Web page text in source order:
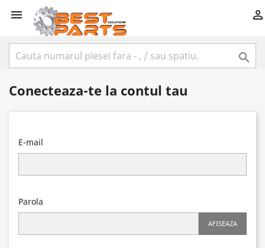
 

Conecteaza-te la contul tau
E-mail
Parola
AFISEAZA